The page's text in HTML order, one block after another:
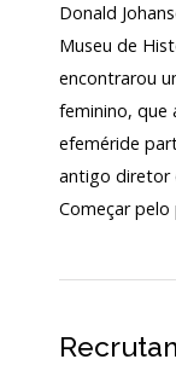
Público
e
voluntariado
Login
Donald
Museu de
encontrarou
feminino, que
efeméride
antigo diretor
Começar pelo